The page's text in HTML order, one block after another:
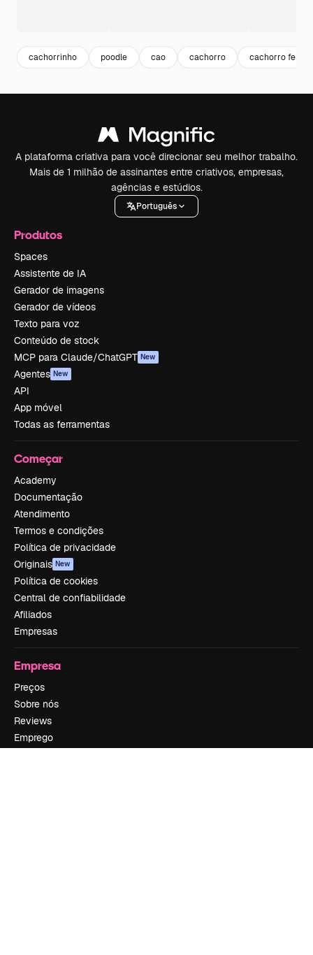
cachorrinho poodle cao cachorro cachorro feliz
A plataforma criativa para você direcionar seu melhor trabalho.
Mais de 1 milhão de assinantes entre criativos, empresas,
agências e estúdios.
Português
Produtos
Spaces
Assistente de IA
Gerador de imagens
Gerador de vídeos
Texto para voz
Conteúdo de stock
MCP para Claude/ChatGPT New
Agentes New
API
App móvel
Todas as ferramentas
Começar
Academy
Documentação
Atendimento
Termos e condições
Política de privacidade
Originais New
Política de cookies
Central de confiabilidade
Afiliados
Empresas
Empresa
Preços
Sobre nós
Reviews
Emprego